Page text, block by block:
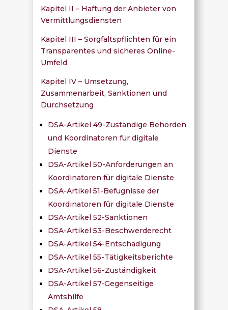
Kapitel II – Haftung der Anbieter von
Vermittlungsdiensten
Kapitel III – Sorgfaltspflichten für ein
Transparentes und sicheres Online-
Umfeld
Kapitel IV – Umsetzung,
Zusammenarbeit, Sanktionen und
Durchsetzung
DSA-Artikel 49-Zuständige Behörden
und Koordinatoren für digitale
Dienste
DSA-Artikel 50-Anforderungen an
Koordinatoren für digitale Dienste
DSA-Artikel 51-Befugnisse der
Koordinatoren für digitale Dienste
DSA-Artikel 52-Sanktionen
DSA-Artikel 53-Beschwerderecht
DSA-Artikel 54-Entschädigung
DSA-Artikel 55-Tätigkeitsberichte
DSA-Artikel 56-Zuständigkeit
DSA-Artikel 57-Gegenseitige
Amtshilfe